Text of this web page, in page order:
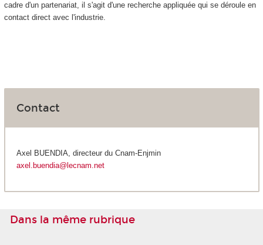
cadre d'un partenariat, il s'agit d'une recherche appliquée qui se déroule en
contact direct avec l'industrie.
Contact
Axel BUENDIA, directeur du Cnam-Enjmin
axel.buendia@lecnam.net
Dans la même rubrique